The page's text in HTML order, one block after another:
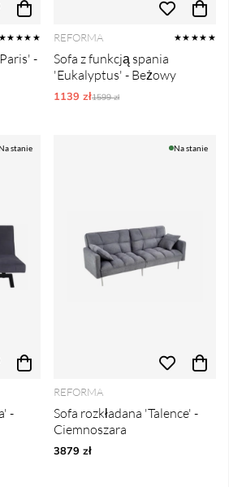
★★★★★
-
REFORMA ★★★★★
Sofa z funkcją spania
'Eukalyptus' - Beżowy
1139 złOrdynarne ceny:
1599 zł
stanie
-
Na stanie
REFORMA
Sofa rozkładana 'Talence' -
Ciemnoszara
3879 zł